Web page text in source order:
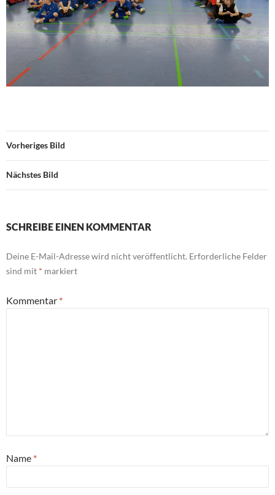
Vorheriges Bild
Nächstes Bild
SCHREIBE EINEN KOMMENTAR
Deine E-Mail-Adresse wird nicht veröffentlicht. Erforderliche Felder
sind mit * markiert
Kommentar *
Name *